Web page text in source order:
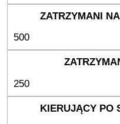
500
250